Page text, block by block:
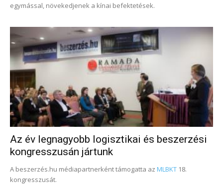
egymással, növekedjenek a kínai befektetések.
Az év legnagyobb logisztikai és beszerzési
kongresszusán jártunk
A beszerzés.hu médiapartnerként támogatta az MLBKT 18.
kongresszusát.